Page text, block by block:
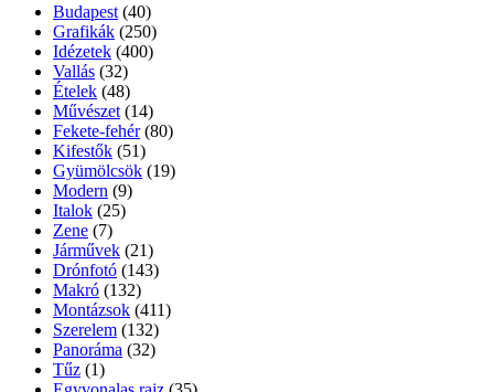
Budapest (40)
Grafikák (250)
Idézetek (400)
Vallás (32)
Ételek (48)
Művészet (14)
Fekete-fehér (80)
Kifestők (51)
Gyümölcsök (19)
Modern (9)
Italok (25)
Zene (7)
Járművek (21)
Drónfotó (143)
Makró (132)
Montázsok (411)
Szerelem (132)
Panoráma (32)
Tűz (1)